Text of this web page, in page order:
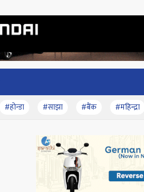
#होन्डा #साझा #बैंक #महिन्द्रा